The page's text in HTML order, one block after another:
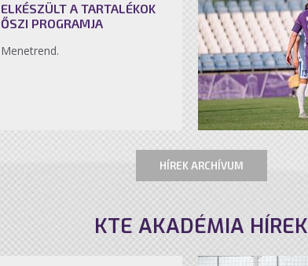
ELKÉSZÜLT A TARTALÉKOK
ŐSZI PROGRAMJA
Menetrend.
HÍREK ARCHÍVUM
KTE AKADÉMIA HÍREK